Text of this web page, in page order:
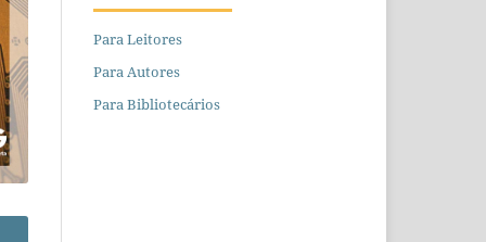
Para Leitores
Para Autores
Para Bibliotecários